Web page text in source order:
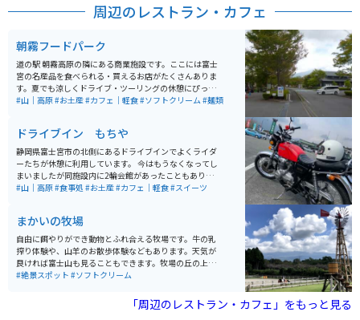
ち帰りですが、生ごみは鶏のエサとして引き取ってもら
えます。敷地内では鶏やアルパカが飼育されており、農
業体験もできるため、子ども連れでも楽しめる環境が整
っています。周辺にはバイクで約25分の場所に温泉施設
「天母の湯」や、オギノなどのスーパーがあり買い出し
にも便利です。朝霧高原エリアに位置するため朝晩は冷
え込みがあり、日中との寒暖差が大きいので防寒対策が
必要です。富士山の絶景とともに静かな時間を過ごした
周辺のレストラン・カフェ
朝霧フードパーク
道の駅 朝霧高原の隣にある商業施設です。ここには富士
宮の名産品を食べられる・買えるお店がたくさんありま
す。夏でも涼しくドライブ・ツーリングの休憩にぴった
りです。富士山がばっちり見られる日も多く、休憩場所
#山｜高原#お土産#カフェ｜軽食#ソフトクリーム#麺類
ドライブイン もちや
静岡県富士宮市の北側にあるドライブインでよくライダ
ーたちが休憩に利用しています。 今はもうなくなってし
まいましたが同施設内に2輪会館があったこともあり聖
地化しています。よくバイク関連のミーティング会場と
近くには朝霧高原や富士五湖があるのでツーリングコー
スの休憩に最適です。
#山｜高原#食事処 #お土産#カフェ｜軽食#スイーツ
まかいの牧場
自由に餌やりができ動物とふれ合える牧場です。牛の乳
搾り体験や、山羊のお散歩体験などもあります。天気が
良ければ富士山も見ることもできます。牧場の丘の上に
は大きなブランコもあり、写真スポットとして人気で
#絶景スポット #ソフトクリーム
「周辺のレストラン・カフェ」をもっと見る